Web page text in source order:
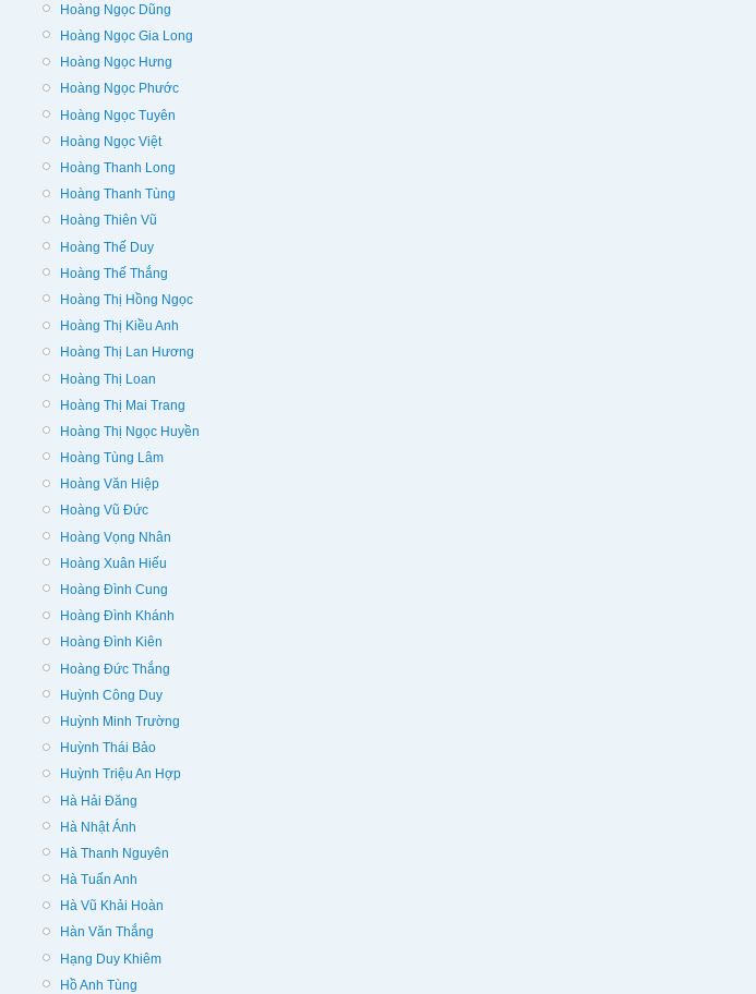
Hoàng Ngọc Dũng
Hoàng Ngọc Gia Long
Hoàng Ngọc Hưng
Hoàng Ngọc Phước
Hoàng Ngọc Tuyên
Hoàng Ngọc Việt
Hoàng Thanh Long
Hoàng Thanh Tùng
Hoàng Thiên Vũ
Hoàng Thế Duy
Hoàng Thế Thắng
Hoàng Thị Hồng Ngọc
Hoàng Thị Kiều Anh
Hoàng Thị Lan Hương
Hoàng Thị Loan
Hoàng Thị Mai Trang
Hoàng Thị Ngọc Huyền
Hoàng Tùng Lâm
Hoàng Văn Hiệp
Hoàng Vũ Đức
Hoàng Vọng Nhân
Hoàng Xuân Hiếu
Hoàng Đình Cung
Hoàng Đình Khánh
Hoàng Đình Kiên
Hoàng Đức Thắng
Huỳnh Công Duy
Huỳnh Minh Trường
Huỳnh Thái Bảo
Huỳnh Triệu An Hợp
Hà Hải Đăng
Hà Nhật Ánh
Hà Thanh Nguyên
Hà Tuấn Anh
Hà Vũ Khải Hoàn
Hàn Văn Thắng
Hạng Duy Khiêm
Hồ Anh Tùng